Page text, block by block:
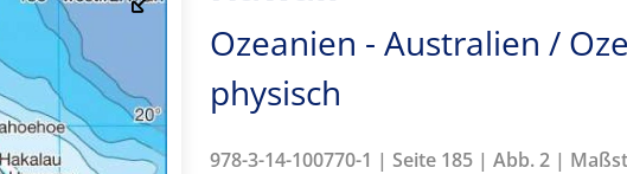
Ozeanien - Australien /
physisch
978-3-14-100770-1 | Seite 185 | Abb. 2 |